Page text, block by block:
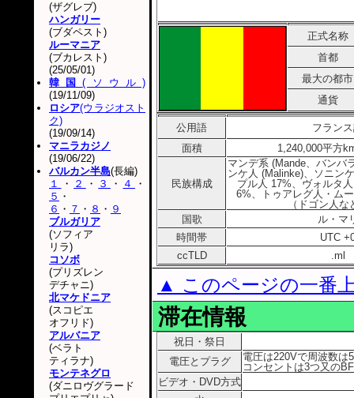
正式名称
首都
最大の都市
通貨
公用語
フラン
面積
1,240,000平方
民族構成
マンデ系 (Mande、バンバ
ンケ人 (Malinke)、ソニン
プル人 17%、ヴォルタ
6%、トゥアレグ人・ム
（ドゴン人
国歌
ル・マ
時間帯
UTC
ccTLD
.ml
▲ このページの一番
滞在情報
祝日・祭日
電圧とプラグ
電圧は220Vで周波数は
コンセントは3つ又の
ビデオ・DVD方式
(ザグレブ)
ハンガリー
(ブダペスト)
ルーマニア
(ブカレスト)
(25/05/01)
韓国(ソウル)
(19/11/09)
ロシア(ウラジオスト
ク)
(19/09/14)
マニラカジノ
(19/06/22)
バルカン半島(長編)
１
・ ２ ・ ３ ・ ４
・
５ ・
６ ・ ７ ・ ８ ・ ９
ブルガリア
(ソフィア
リラ)
コソボ
(プリズレン
デチャニ)
北マケドニア
(スコピエ
オフリド)
アルバニア
(ベラト
ティラナ)
モンテネグロ
(ダニロヴグラード